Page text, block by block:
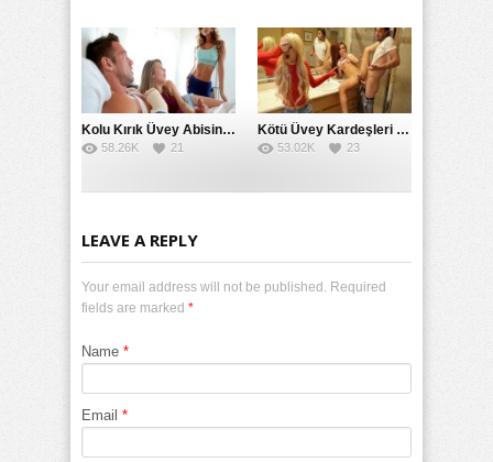
Kolu Kırık Üvey Abisinin Sex İhtiyacını Giderdiler
58.26K 21
Kötü Üvey Kardeşleri Sikişirken Görüp Kendiside Katıldı
53.02K 23
LEAVE A REPLY
Your email address will not be published. Required
fields are marked *
Name *
Email *